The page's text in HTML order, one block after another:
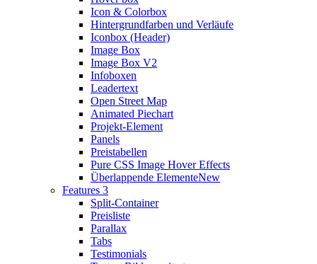
Icon & Colorbox
Hintergrundfarben und Verläufe
Iconbox (Header)
Image Box
Image Box V2
Infoboxen
Leadertext
Open Street Map
Animated Piechart
Projekt-Element
Panels
Preistabellen
Pure CSS Image Hover Effects
Überlappende ElementeNew
Features 3
Split-Container
Preisliste
Parallax
Tabs
Testimonials